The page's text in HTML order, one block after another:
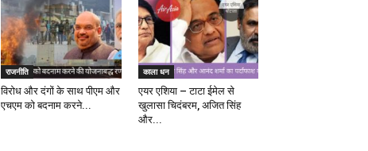
राजनीति
विरोध और दंगों के साथ पीएम और
एचएम को बदनाम करने...
काला धन
एयर एशिया – टाटा ईमेल से
खुलासा चिदंबरम, अजित सिंह
और...